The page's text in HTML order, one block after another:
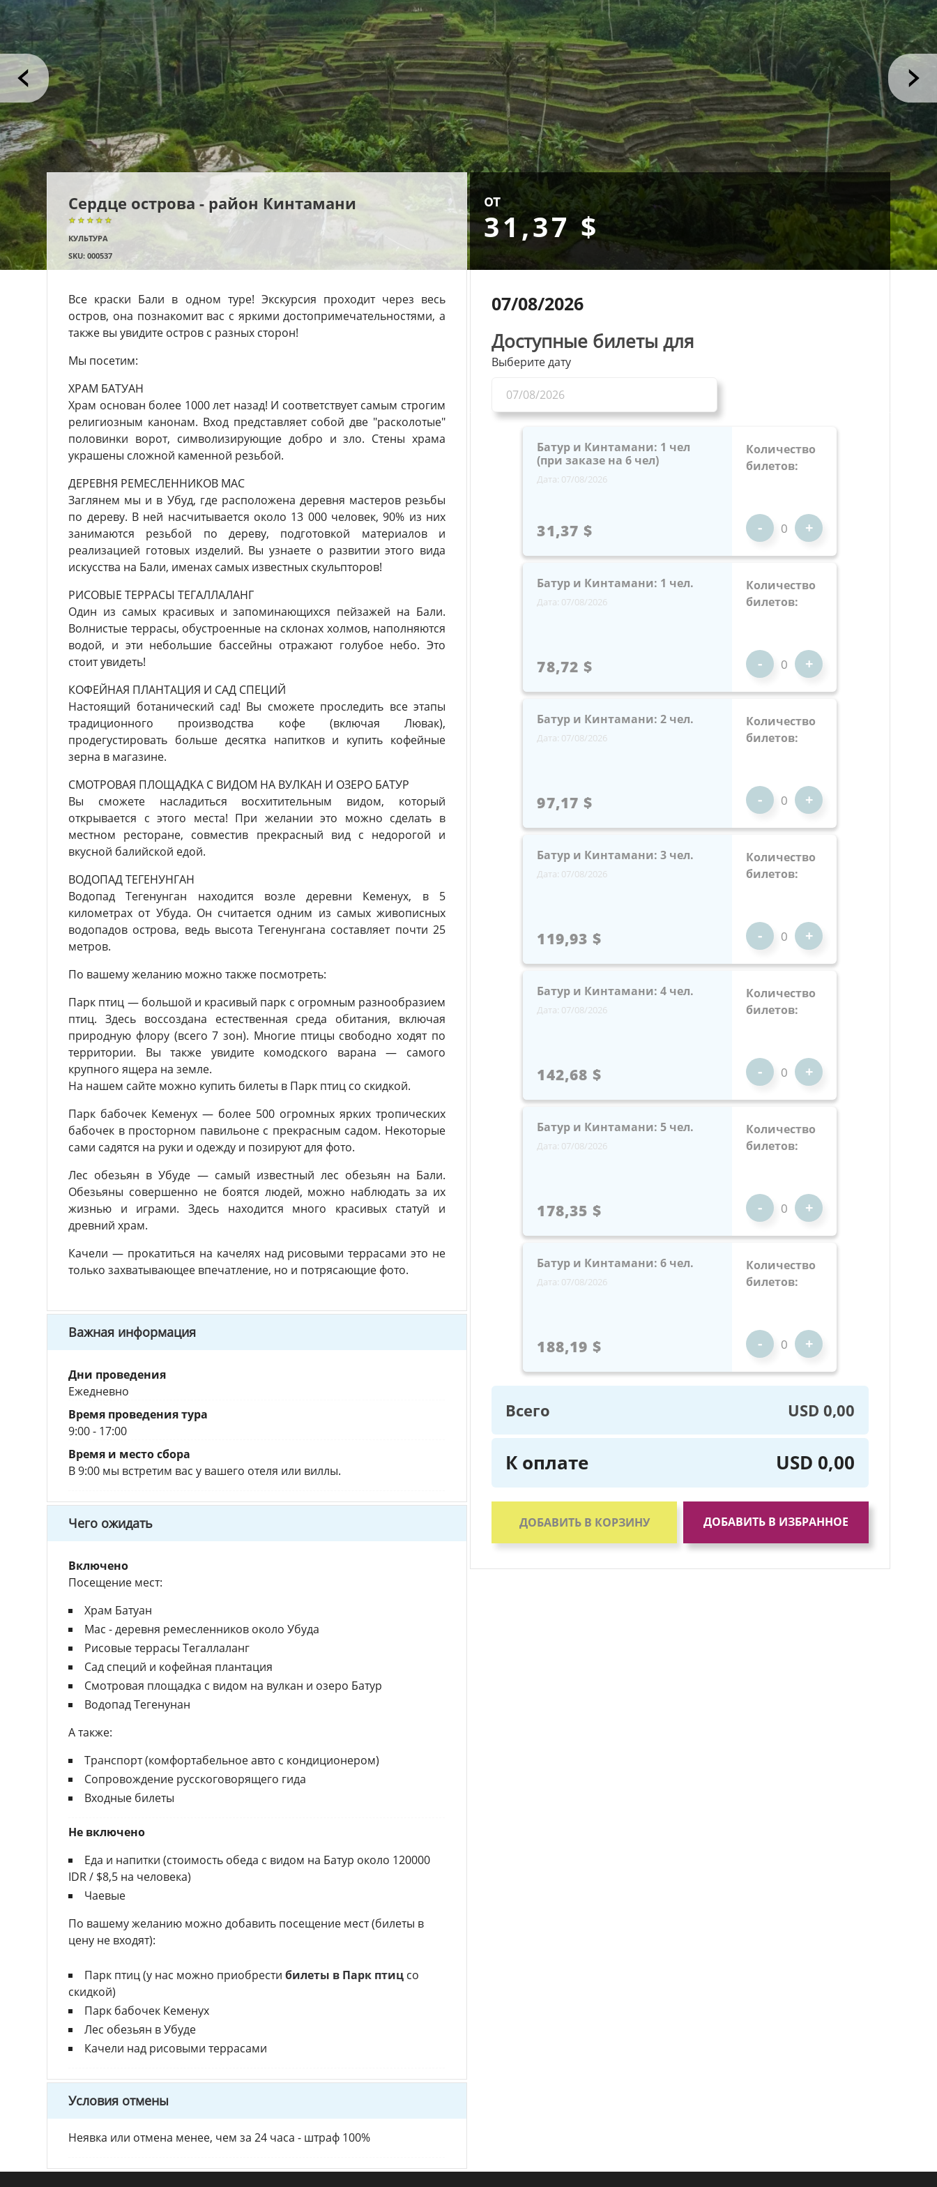
Сердце острова - район Кинтамани
★★★★★
★★★★★
★★★★★
КУЛЬТУРА
SKU: 000537
Все краски Бали в одном туре! Экскурсия проходит через весь
остров, она познакомит вас с яркими достопримечательностями, а
также вы увидите остров с разных сторон!
Мы посетим:
ХРАМ БАТУАН
Храм основан более 1000 лет назад! И соответствует самым строгим
религиозным канонам. Вход представляет собой две "расколотые"
половинки ворот, символизирующие добро и зло. Стены храма
украшены сложной каменной резьбой.
ДЕРЕВНЯ РЕМЕСЛЕННИКОВ МАС
Заглянем мы и в Убуд, где расположена деревня мастеров резьбы
по дереву. В ней насчитывается около 13 000 человек, 90% из них
занимаются резьбой по дереву, подготовкой материалов и
реализацией готовых изделий. Вы узнаете о развитии этого вида
искусства на Бали, именах самых известных скульпторов!
РИСОВЫЕ ТЕРРАСЫ ТЕГАЛЛАЛАНГ
Один из самых красивых и запоминающихся пейзажей на Бали.
Волнистые террасы, обустроенные на склонах холмов, наполняются
водой, и эти небольшие бассейны отражают голубое небо. Это
стоит увидеть!
КОФЕЙНАЯ ПЛАНТАЦИЯ И САД СПЕЦИЙ
Настоящий ботанический сад! Вы сможете проследить все этапы
традиционного производства кофе (включая Лювак),
продегустировать больше десятка напитков и купить кофейные
зерна в магазине.
СМОТРОВАЯ ПЛОЩАДКА С ВИДОМ НА ВУЛКАН И ОЗЕРО БАТУР
Вы сможете насладиться восхитительным видом, который
открывается с этого места! При желании это можно сделать в
местном ресторане, совместив прекрасный вид с недорогой и
вкусной балийской едой.
ВОДОПАД ТЕГЕНУНГАН
Водопад Тегенунган находится возле деревни Кеменух, в 5
километрах от Убуда. Он считается одним из самых живописных
водопадов острова, ведь высота Тегенунгана составляет почти 25
метров.
По вашему желанию можно также посмотреть:
Парк птиц — большой и красивый парк с огромным разнообразием
птиц. Здесь воссоздана естественная среда обитания, включая
природную флору (всего 7 зон). Многие птицы свободно ходят по
территории. Вы также увидите комодского варана — самого
крупного ящера на земле.
На нашем сайте можно купить билеты в Парк птиц со скидкой.
Парк бабочек Кеменух — более 500 огромных ярких тропических
бабочек в просторном павильоне с прекрасным садом. Некоторые
сами садятся на руки и одежду и позируют для фото.
Лес обезьян в Убуде — самый известный лес обезьян на Бали.
Обезьяны совершенно не боятся людей, можно наблюдать за их
жизнью и играми. Здесь находится много красивых статуй и
древний храм.
Качели — прокатиться на качелях над рисовыми террасами это не
только захватывающее впечатление, но и потрясающие фото.
Важная информация
Дни проведения
Ежедневно
Время проведения тура
9:00 - 17:00
Время и место сбора
В 9:00 мы встретим вас у вашего отеля или виллы.
Чего ожидать
Включено
Посещение мест:
Храм Батуан
Мас - деревня ремесленников около Убуда
Рисовые террасы Тегаллаланг
Сад специй и кофейная плантация
Смотровая площадка с видом на вулкан и озеро Батур
Водопад Тегенунан
А также:
Транспорт (комфортабельное авто с кондиционером)
Сопровождение русскоговорящего гида
Входные билеты
Не включено
Еда и напитки (стоимость обеда с видом на Батур около 120000
IDR / $8,5 на человека)
Чаевые
По вашему желанию можно добавить посещение мест (билеты в
цену не входят):
Парк птиц (у нас можно приобрестибилеты в Парк птиц со
скидкой)
Парк бабочек Кеменух
Лес обезьян в Убуде
Качели над рисовыми террасами
Условия отмены
Неявка или отмена менее, чем за 24 часа - штраф 100%
от
31,37 $
Выберите дату
Доступные билеты для
07/08/2026
Батур и Кинтамани: 1 чел
(при заказе на 6 чел)
Дата: 07/08/2026
31,37 $
Количество
билетов:
- +
Батур и Кинтамани: 1 чел.
Дата: 07/08/2026
78,72 $
Количество
билетов:
- +
Батур и Кинтамани: 2 чел.
Дата: 07/08/2026
97,17 $
Количество
билетов:
- +
Батур и Кинтамани: 3 чел.
Дата: 07/08/2026
119,93 $
Количество
билетов:
- +
Батур и Кинтамани: 4 чел.
Дата: 07/08/2026
142,68 $
Количество
билетов:
- +
Батур и Кинтамани: 5 чел.
Дата: 07/08/2026
178,35 $
Количество
билетов:
- +
Батур и Кинтамани: 6 чел.
Дата: 07/08/2026
188,19 $
Количество
билетов:
- +
Всего USD 0,00
К оплате USD 0,00
ДОБАВИТЬ В КОРЗИНУ ДОБАВИТЬ В ИЗБРАННОЕ